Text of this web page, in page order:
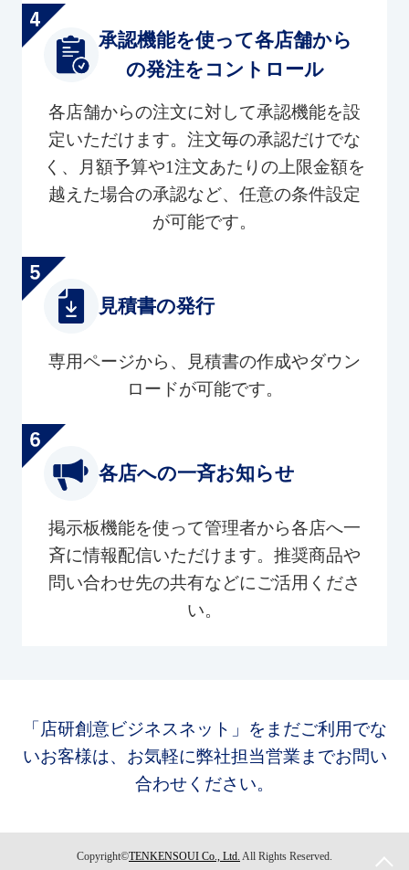
承認機能を使って各店舗から
の発注をコントロール
各店舗からの注文に対して承認機能を設
定いただけます。注文毎の承認だけでな
く、月額予算や1注文あたりの上限金額を
越えた場合の承認など、任意の条件設定
が可能です。
見積書の発行
専用ページから、見積書の作成やダウン
ロードが可能です。
各店への一斉お知らせ
掲示板機能を使って管理者から各店へ一
斉に情報配信いただけます。推奨商品や
問い合わせ先の共有などにご活用くださ
い。
「店研創意ビジネスネット」をまだご利用でな
いお客様は、お気軽に弊社担当営業までお問い
合わせください。
Copyright©TENKENSOUI Co., Ltd. All Rights Reserved.